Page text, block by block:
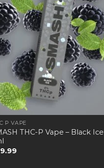
P VAPE
THC-P Vape – Black Ice